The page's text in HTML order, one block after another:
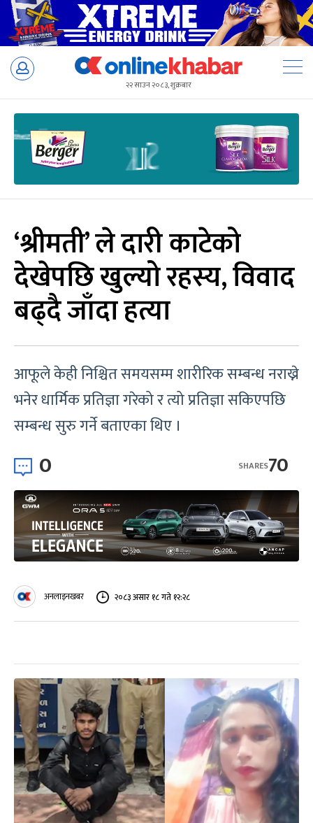
Skip
२२ साउन २०८३, शुक्रबार
‘श्रीमती’ ले दारी काटेको
देखेपछि खुल्यो रहस्य, विवाद
बढ्दै जाँदा हत्या
आफूले केही निश्चित समयसम्म शारीरिक सम्बन्ध नराख्ने
भनेर धार्मिक प्रतिज्ञा गरेको र त्यो प्रतिज्ञा सकिएपछि
सम्बन्ध सुरु गर्ने बताएका थिए ।
0 70
SHARES
अनलाइनखबर २०८३ असार १८ गते १२:२८